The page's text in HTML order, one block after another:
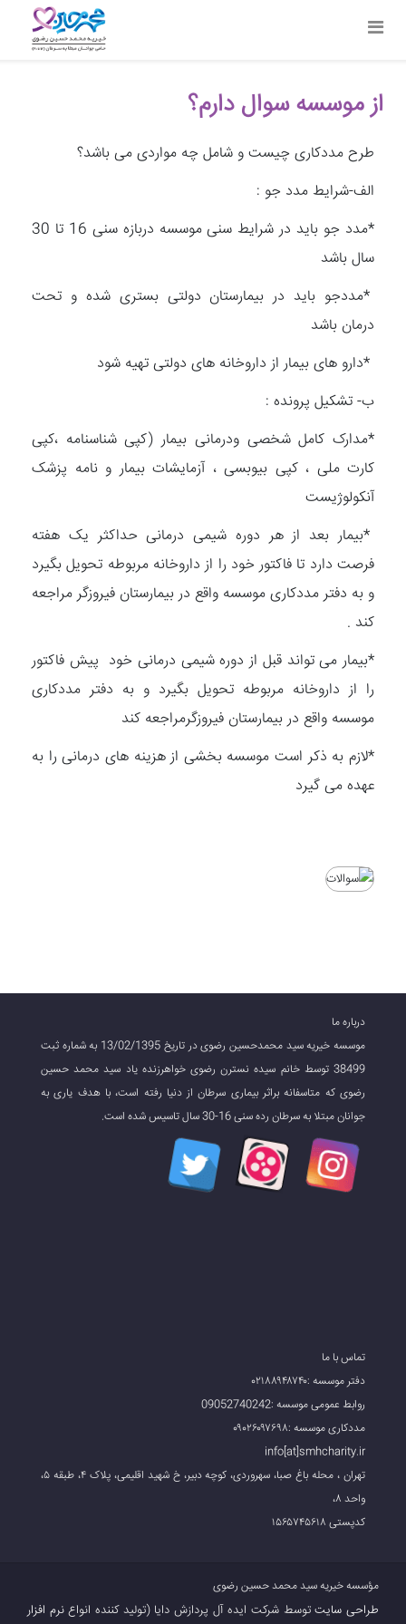
از موسسه سوال دارم؟
طرح مددکاری چیست و شامل چه مواردی می باشد؟
الف-شرایط مدد جو :
*مدد جو باید در شرایط سنی موسسه دربازه سنی 16 تا 30
سال باشد
*مددجو باید در بیمارستان دولتی بستری شده و تحت
درمان باشد
*دارو های بیمار از داروخانه های دولتی تهیه شود
ب- تشکیل پرونده :
*مدارک کامل شخصی ودرمانی بیمار (کپی شناسنامه ،کپی
کارت ملی ، کپی بیوبسی ، آزمایشات بیمار و نامه پزشک
آنکولوژیست
*بیمار بعد از هر دوره شیمی درمانی حداکثر یک هفته
فرصت دارد تا فاکتور خود را از داروخانه مربوطه تحویل بگیرد
و به دفتر مددکاری موسسه واقع در بیمارستان فیروزگر مراجعه
کند .
*بیمار می تواند قبل از دوره شیمی درمانی خود پیش فاکتور
را از داروخانه مربوطه تحویل بگیرد و به دفتر مددکاری
موسسه واقع در بیمارستان فیروزگرمراجعه کند
*لازم به ذکر است موسسه بخشی از هزینه های درمانی را به
عهده می گیرد
درباره ما
موسسه خیریه سید محمدحسین رضوی در تاریخ 13/02/1395 به شماره ثبت
38499 توسط خانم سیده نسترن رضوی خواهرزنده یاد سید محمد حسین
رضوی که متاسفانه براثر بیماری سرطان از دنیا رفته است، با هدف یاری به
جوانان مبتلا به سرطان رده سنی 16-30 سال تاسیس شده است.
تماس با ما
دفتر موسسه :۰۲۱۸۸۹۴۸۷۴۰
روابط عمومی موسسه :09052740242
مددکاری موسسه :۰۹۰۲۶۰۹۷۶۹۸
info[at]smhcharity.ir
تهران ، محله باغ صبا، سهروردی، کوچه دبیر، خ شهید اقلیمی، پلاک ۴، طبقه ۵،
واحد ۸،
کدپستی ۱۵۶۵۷۴۵۶۱۸
مؤسسه خیریه سید محمد حسین رضوی
طراحی سایتتوسط شرکت ایده آل پردازش دایا (تولید کننده انواعنرم افزار